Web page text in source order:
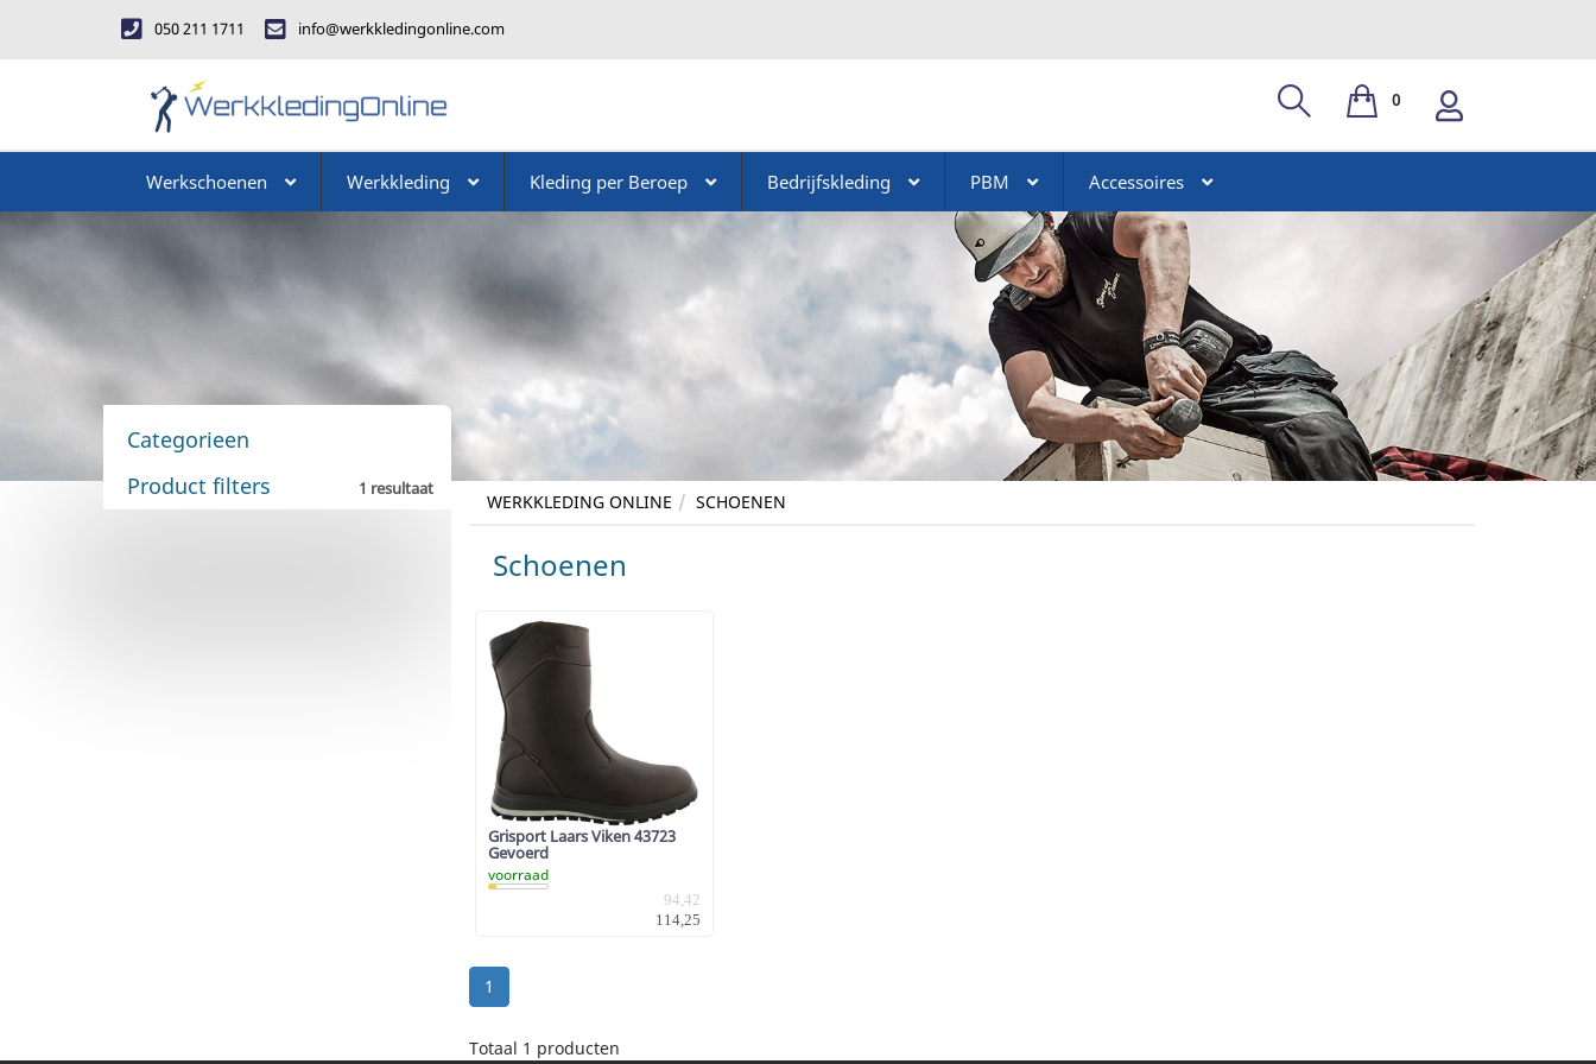
050 211 1711 info@werkkledingonline.com
0
Werkschoenen Werkkleding Kleding per Beroep Bedrijfskleding PBM Accessoires
WERKKLEDING ONLINE SCHOENEN
Schoenen
Grisport Laars Viken 43723
Gevoerd
voorraad
94,42
114,25
1
Totaal 1 producten
Categorieen
Product filters
1 resultaat